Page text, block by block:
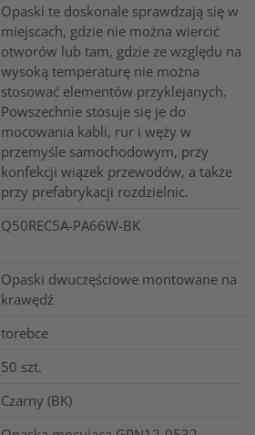
Opaski te doskonale sprawdzają się w
miejscach, gdzie nie można wiercić
otworów lub tam, gdzie ze względu na
wysoką temperaturę nie można
stosować elementów przyklejanych.
Powszechnie stosuje się je do
mocowania kabli, rur i węży w
przemyśle samochodowym, przy
konfekcji wiązek przewodów, a także
przy prefabrykacji rozdzielnic.
Q50REC5A-PA66W-BK
Opaski dwuczęściowe montowane na
krawędź
torebce
50 szt.
Czarny (BK)